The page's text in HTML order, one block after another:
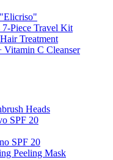
7-Piece Travel Kit
Treatment
Vitamin C Cleanser
Heads
SPF 20
SPF 20
Peeling Mask